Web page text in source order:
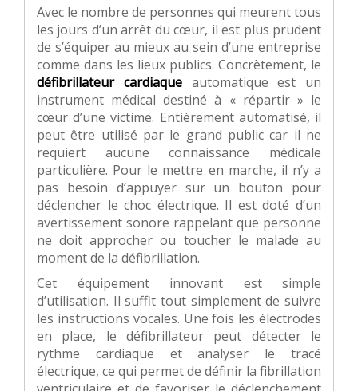
Avec le nombre de personnes qui meurent tous
les jours d’un arrêt du cœur, il est plus prudent
de s’équiper au mieux au sein d’une entreprise
comme dans les lieux publics. Concrètement, le
défibrillateur cardiaqueautomatique est un
instrument médical destiné à « répartir » le
cœur d’une victime. Entièrement automatisé, il
peut être utilisé par le grand public car il ne
requiert aucune connaissance médicale
particulière. Pour le mettre en marche, il n’y a
pas besoin d’appuyer sur un bouton pour
déclencher le choc électrique. Il est doté d’un
avertissement sonore rappelant que personne
ne doit approcher ou toucher le malade au
moment de la défibrillation.
Cet équipement innovant est simple
d’utilisation. Il suffit tout simplement de suivre
les instructions vocales. Une fois les électrodes
en place, le défibrillateur peut détecter le
rythme cardiaque et analyser le tracé
électrique, ce qui permet de définir la fibrillation